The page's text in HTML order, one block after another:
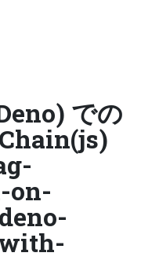
での
on-